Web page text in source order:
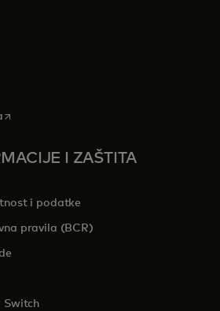
tab
opens in a new tab
I ZAŠTITA
i podatke
pravila (BCR)
in a new tab
Switch